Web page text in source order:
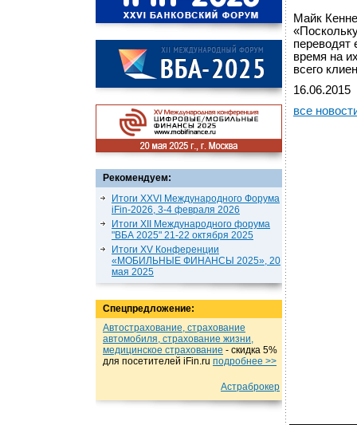
Рекомендуем:
Итоги XXVI Международного Форума
iFin-2026, 3-4 февраля 2026
Итоги XII Международного форума
"ВБА 2025" 21-22 октября 2025
Итоги XV Конференции
«МОБИЛЬНЫЕ ФИНАНСЫ 2025», 20
мая 2025
Спецпредложение:
Автострахование, страхование
автомобиля, страхование жизни,
медицинское страхование - cкидка 5%
для посетителей iFin.ru подробнеe >>
Астраброкер
Майк
переводят
время на
всего
16.06.2015
все